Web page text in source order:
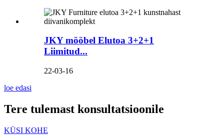
JKY mööbel Elutoa 3+2+1
Liimitud...
22-03-16
loe edasi
Tere tulemast konsultatsioonile
KÜSI KOHE